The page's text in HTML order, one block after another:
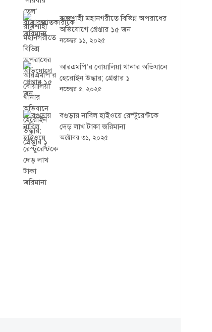
রাজশাহী মহানগরীতে বিভিন্ন অপরাধের
অভিযোগে গ্রেপ্তার ১৫ জন
নভেম্বর ১১, ২০২৫
আরএমপি’র বোয়ালিয়া থানার অভিযানে
হেরোইন উদ্ধার; গ্রেপ্তার ১
নভেম্বর ৫, ২০২৫
বগুড়ায় নাবিল হাইওয়ে রেস্টুরেন্টকে
দেড় লাখ টাকা জরিমানা
অক্টোবর ৩১, ২০২৫